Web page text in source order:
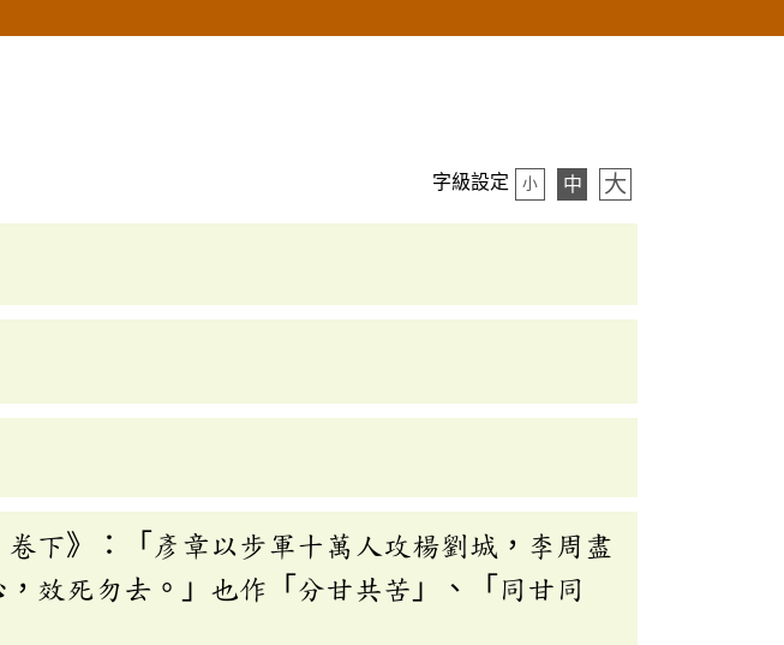
字級設定 小 中 大
下》：「彥章以步軍十萬人攻楊劉城，李周盡
效死勿去。」也作「分甘共苦」、「同甘同